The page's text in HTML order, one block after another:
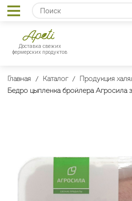
Доставка свежих
фермерских продуктов
Главная Каталог
Продукция
Бедро цыпленка бройлера Агросила